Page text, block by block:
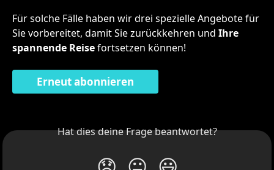
Für solche Fälle haben wir drei spezielle Angebote für
Sie vorbereitet, damit Sie zurückkehren und Ihre
spannende Reise fortsetzen können!
Erneut abonnieren
Hat dies deine Frage beantwortet?